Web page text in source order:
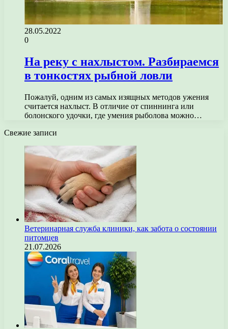
28.05.2022
0
На реку с нахлыстом. Разбираемся
в тонкостях рыбной ловли
Пожалуй, одним из самых изящных методов ужения
считается нахлыст. В отличие от спиннинга или
болонского удочки, где умения рыболова можно…
Свежие записи
Ветеринарная служба клиники, как забота о состоянии
питомцев
21.07.2026